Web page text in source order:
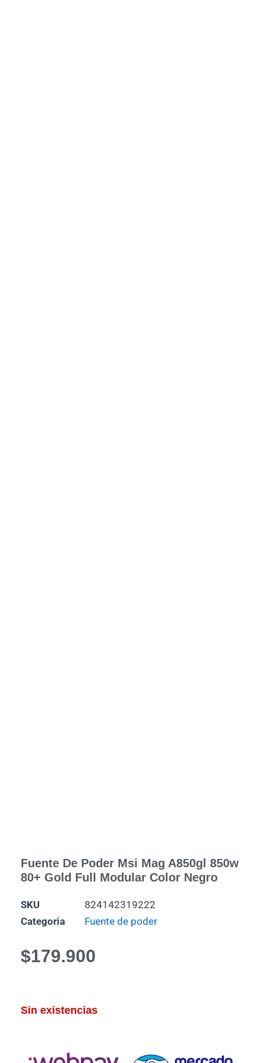
Fuente De Poder Msi Mag A850gl 850w
80+ Gold Full Modular Color Negro
SKU
824142319222
Categoria
Fuente de poder
$179.900
Sin existencias